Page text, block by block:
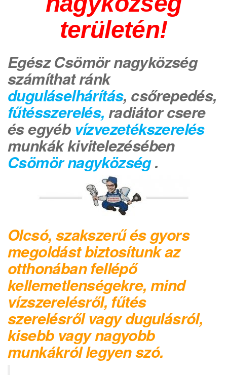
területén!
Egész Csömör nagyközség
számíthat ránk
duguláselhárítás, csőrepedés,
fűtésszerelés, radiátor csere
és egyéb vízvezetékszerelés
munkák kivitelezésében
Csömör nagyközség.
Olcsó, szakszerű és gyors
megoldást biztosítunk az
otthonában fellépő
kellemetlenségekre, mind
vízszerelésről, fűtés
szerelésről vagy dugulásról,
kisebb vagy nagyobb
munkákról legyen szó.